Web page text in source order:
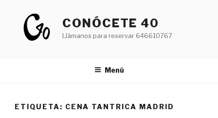
contenido
CONÓCETE 40
Llámanos para reservar 646610767
Menú
ETIQUETA: CENA TANTRICA MADRID